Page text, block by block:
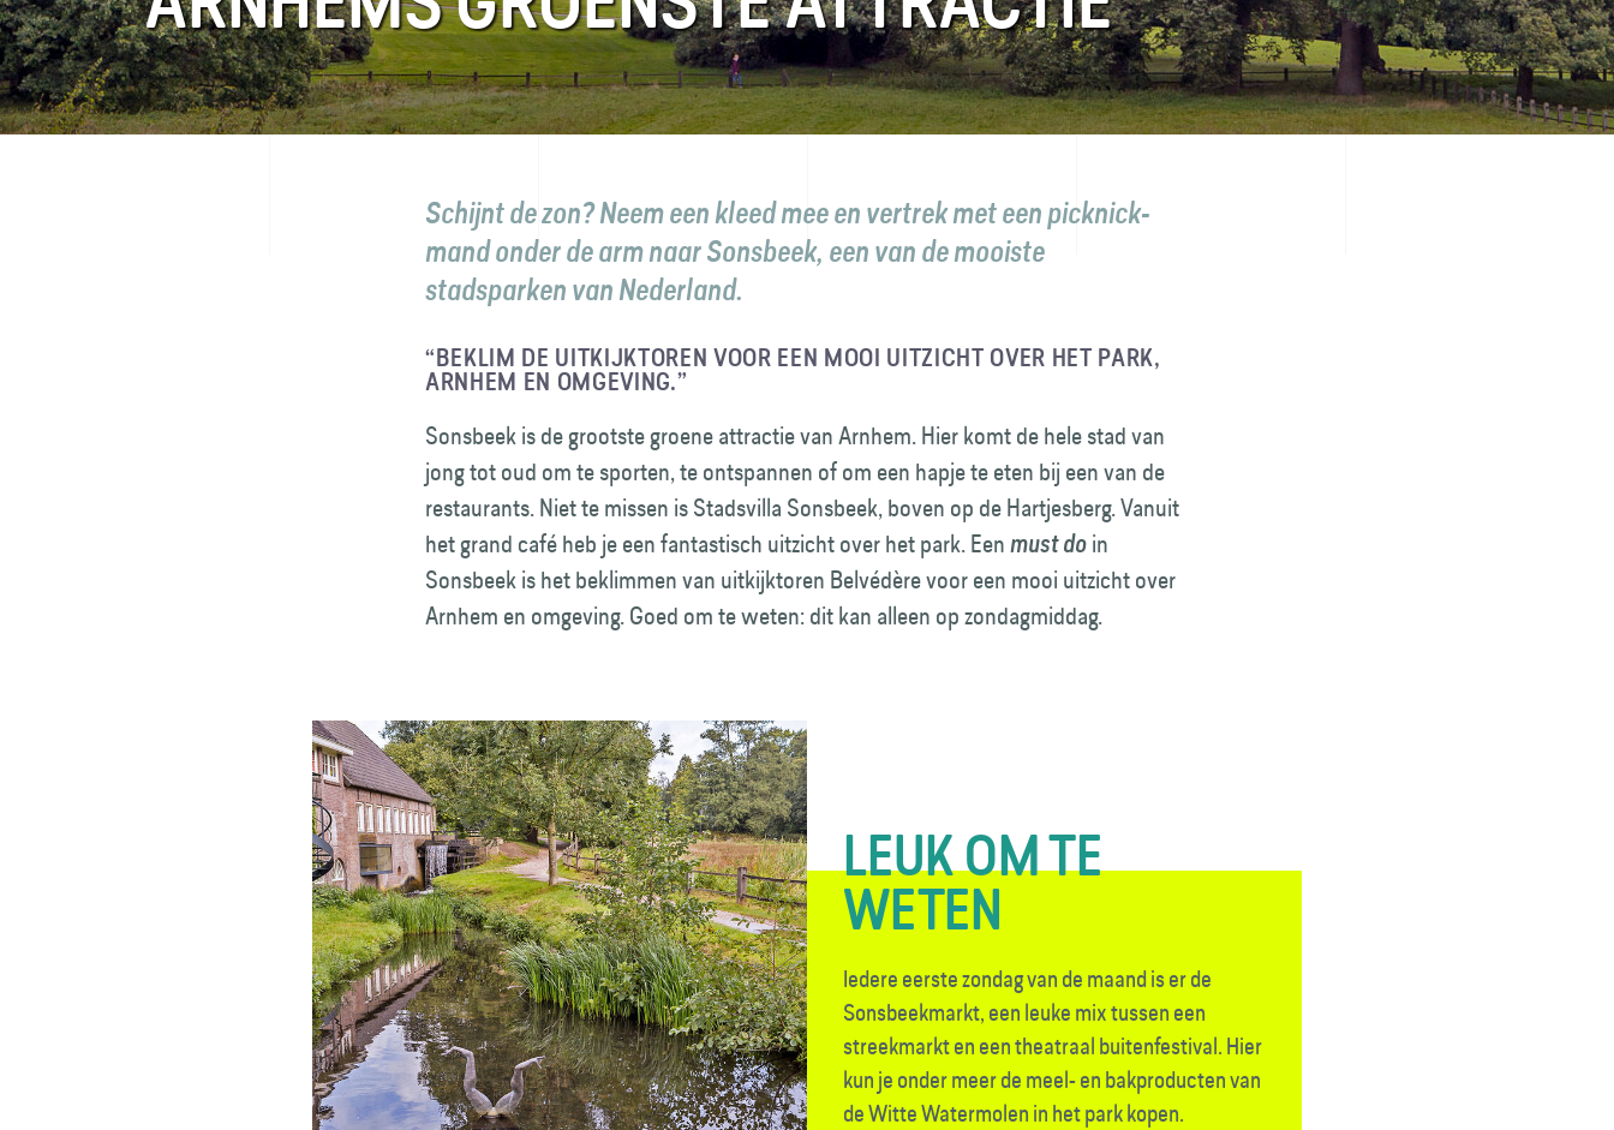
FAQ
Schijnt de zon? Neem een kleed mee en vertrek met een picknick­
mand onder de arm naar Sonsbeek, een van de mooiste
stadsparken van Nederland.
“BEKLIM DE UITKIJKTOREN VOOR EEN MOOI UITZICHT OVER HET PARK,
ARNHEM EN OMGEVING.”
Sonsbeek is de grootste groene attractie van Arnhem. Hier komt de hele stad van
jong tot oud om te sporten, te ontspannen of om een hapje te eten bij een van de
restaurants. Niet te missen is Stadsvilla Sonsbeek, boven op de Hartjesberg. Vanuit
het grand café heb je een fantastisch uitzicht over het park. Een must doin
Sonsbeek is het beklimmen van uitkijktoren Belvédère voor een mooi uitzicht over
Arnhem en omgeving. Goed om te weten: dit kan alleen op zondagmiddag.
LEUK OM TE
WETEN
Iedere eerste zondag van de maand is er de
Sonsbeekmarkt, een leuke mix tussen een
streekmarkt en een theatraal buitenfestival. Hier
kun je onder meer de meel- en bakproducten van
de Witte Watermolen in het park kopen.